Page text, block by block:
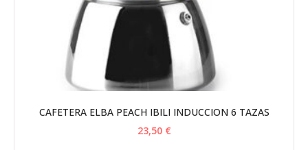
CAFETERA ELBA PEACH IBILI INDUCCION 6 TAZAS
23,50 €